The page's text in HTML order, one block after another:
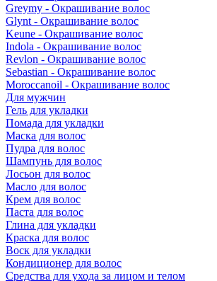
Greymy - Окрашивание волос
Glynt - Окрашивание волос
Keune - Окрашивание волос
Indola - Окрашивание волос
Revlon - Окрашивание волос
Sebastian - Окрашивание волос
Moroccanoil - Окрашивание волос
Для мужчин
Гель для укладки
Помада для укладки
Маска для волос
Пудра для волос
Шампунь для волос
Лосьон для волос
Масло для волос
Крем для волос
Паста для волос
Глина для укладки
Краска для волос
Воск для укладки
Кондиционер для волос
Средства для ухода за лицом и телом